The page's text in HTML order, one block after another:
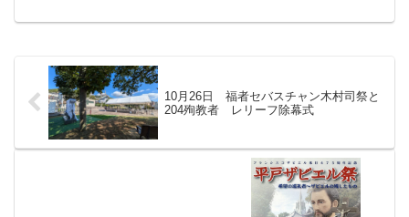
10月26日 福者セバスチャン木村司祭と
204殉教者 レリーフ除幕式